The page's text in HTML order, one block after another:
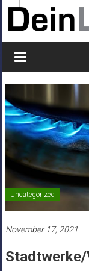
Uncategorized
November 17, 2021